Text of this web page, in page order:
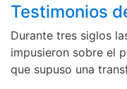
Testimonios
Durante tres siglos
impusieron sobre el
que supuso una